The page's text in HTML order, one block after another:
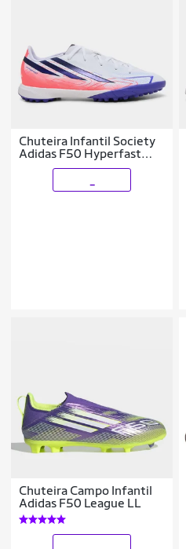
Chuteira Infantil Society
Adidas F50 Hyperfast
League Copa Do Mundo
Chuteira Campo Infantil
Adidas F50 League LL